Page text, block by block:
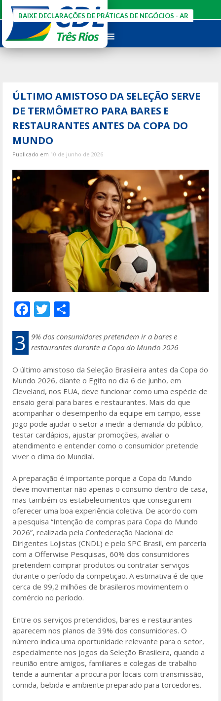
para
conteúdo
BAIXE DECLARAÇÕES DE PRÁTICAS DE NEGÓCIOS - AR
ÚLTIMO AMISTOSO DA SELEÇÃO SERVE
DE TERMÔMETRO PARA BARES E
RESTAURANTES ANTES DA COPA DO
MUNDO
Publicado em 10 de junho de 2026
F
ac
e
b
o
o
k
T
w
itt
er
ar
e
3
9% dos consumidores pretendem ir a bares e
restaurantes durante a Copa do Mundo 2026
O último amistoso da Seleção Brasileira antes da Copa do
Mundo 2026, diante o Egito no dia 6 de junho, em
Cleveland, nos EUA, deve funcionar como uma espécie de
ensaio geral para bares e restaurantes. Mais do que
acompanhar o desempenho da equipe em campo, esse
jogo pode ajudar o setor a medir a demanda do público,
testar cardápios, ajustar promoções, avaliar o
atendimento e entender como o consumidor pretende
viver o clima do Mundial.
A preparação é importante porque a Copa do Mundo
deve movimentar não apenas o consumo dentro de casa,
mas também os estabelecimentos que conseguirem
oferecer uma boa experiência coletiva. De acordo com
a pesquisa “Intenção de compras para Copa do Mundo
2026”, realizada pela Confederação Nacional de
Dirigentes Lojistas (CNDL) e pelo SPC Brasil, em parceria
com a Offerwise Pesquisas, 60% dos consumidores
pretendem comprar produtos ou contratar serviços
durante o período da competição. A estimativa é de que
cerca de 99,2 milhões de brasileiros movimentem o
comércio no período.
Entre os serviços pretendidos, bares e restaurantes
aparecem nos planos de 39% dos consumidores. O
número indica uma oportunidade relevante para o setor,
especialmente nos jogos da Seleção Brasileira, quando a
reunião entre amigos, familiares e colegas de trabalho
tende a aumentar a procura por locais com transmissão,
comida, bebida e ambiente preparado para torcedores.